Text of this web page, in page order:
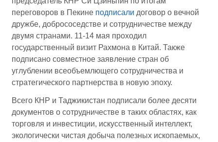
переговоров в Пекине подписали договор о вечной
дружбе, добрососедстве и сотрудничестве между
двумя странами. 11-14 мая проходил
государственный визит Рахмона в Китай. Также
подписано совместное заявление стран об
углублении всеобъемлющего сотрудничества и
стратегического партнерства в новую эпоху.
Всего КНР и Таджикистан подписали более десяти
документов о сотрудничестве в таких областях, как
торговля и инвестиции, искусственный интеллект,
экологически чистая добыча полезных ископаемых,